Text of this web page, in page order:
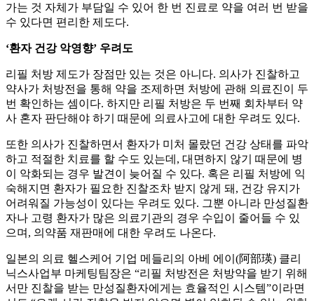
가는 것 자체가 부담일 수 있어 한 번 진료로 약을 여러 번 받을
수 있다면 편리한 제도다.
‘환자 건강 악영향’ 우려도
리필 처방 제도가 장점만 있는 것은 아니다. 의사가 진찰하고
약사가 처방전을 통해 약을 조제하면 처방에 관해 의료진이 두
번 확인하는 셈이다. 하지만 리필 처방은 두 번째 회차부터 약
사 혼자 판단해야 하기 때문에 의료사고에 대한 우려도 있다.
또한 의사가 진찰하면서 환자가 미처 몰랐던 건강 상태를 파악
하고 적절한 치료를 할 수도 있는데, 대면하지 않기 때문에 병
이 악화되는 경우 발견이 늦어질 수 있다. 혹은 리필 처방에 익
숙해지면 환자가 필요한 진찰조차 받지 않게 돼, 건강 유지가
어려워질 가능성이 있다는 우려도 있다. 그뿐 아니라 만성질환
자나 고령 환자가 많은 의료기관의 경우 수입이 줄어들 수 있
으며, 의약품 재판매에 대한 우려도 나온다.
일본의 의료 헬스케어 기업 메들리의 아베 에이(阿部瑛) 클리
닉스사업부 마케팅팀장은 “리필 처방전은 처방약을 받기 위해
서만 진찰을 받는 만성질환자에게는 효율적인 시스템”이라면